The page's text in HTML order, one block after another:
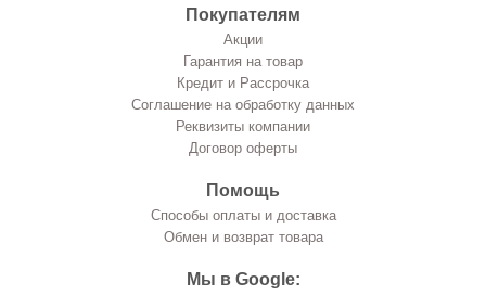
Покупателям
Акции
Гарантия на товар
Кредит и Рассрочка
Соглашение на обработку данных
Реквизиты компании
Договор оферты
Помощь
Способы оплаты и доставка
Обмен и возврат товара
Мы в Google: